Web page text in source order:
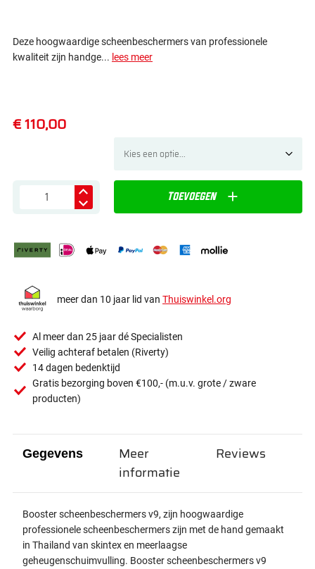
Deze hoogwaardige scheenbeschermers van professionele
kwaliteit zijn handge... lees meer
€ 110,00
Toevoegen
meer dan 10 jaar lid van Thuiswinkel.org
Al meer dan 25 jaar dé Specialisten
Veilig achteraf betalen (Riverty)
14 dagen bedenktijd
Gratis bezorging boven €100,- (m.u.v. grote / zware
producten)
Gegevens
Booster scheenbeschermers v9, zijn hoogwaardige
professionele scheenbeschermers zijn met de hand gemaakt
in Thailand van skintex en meerlaagse
geheugenschuimvulling. Booster scheenbeschermers v9
Meer
informatie
Reviews